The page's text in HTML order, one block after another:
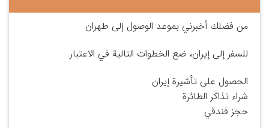
من فضلك أخبرني بموعد الوصول إلى طهران
للسفر إلى إيران، ضع الخطوات التالية في الاعتبار
الحصول على تأشيرة إيران
شراء تذاكر الطائرة
حجز فندقي